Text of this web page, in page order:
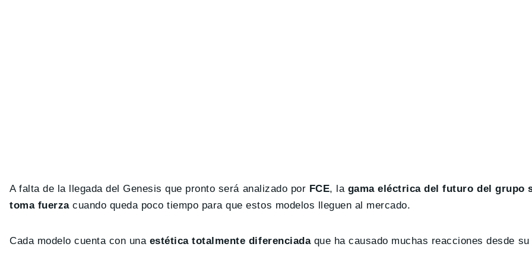
A falta de la llegada del Genesis que pronto será analizado por FCE, la gama eléctrica del futuro del grupo
toma fuerzacuando queda poco tiempo para que estos modelos lleguen al mercado.
Cada modelo cuenta con unaestética totalmente diferenciadaque ha causado muchas reacciones desde su